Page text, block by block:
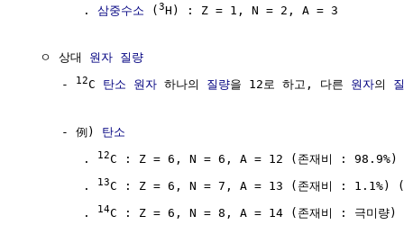
        .
삼중수소 ( 3H) : Z = 1, N = 2, A = 3
  ㅇ 상대
원자 질량
     -
12C 탄소 원자 하나의 질량을 12로 하고, 다른 원자의
     - 例)
탄소
        .
12C : Z = 6, N = 6, A = 12 (존재비 : 98.9%) (
        .
13C : Z = 6, N = 7, A = 13 (존재비 : 1.1%) (
        .
14C : Z = 6, N = 8, A = 14 (존재비 : 극미량) (